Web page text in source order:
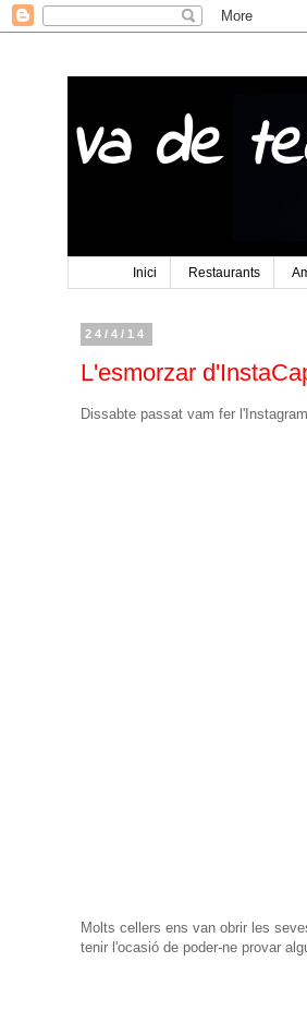
Va de
Inici Restaurants
24/4/14
L'esmorzar
Dissabte passat vam fer
Molts cellers ens van obrir les
tenir l'ocasió de poder-ne provar